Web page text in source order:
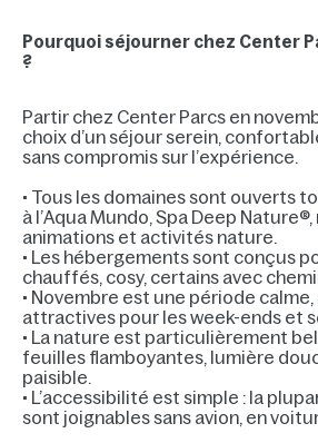
Pourquoi séjourner chez Center
?
Partir chez Center Parcs en
choix d’un séjour serein,
sans compromis sur l’expérience.
• Tous les domaines sont ouverts
à l’Aqua Mundo, Spa Deep
animations et activités nature.
• Les hébergements sont conçus
chauffés, cosy, certains avec
• Novembre est une période
attractives pour les week-ends et
• La nature est particulièrement
feuilles flamboyantes, lumière
paisible.
• L’accessibilité est simple : la
sont joignables sans avion, en